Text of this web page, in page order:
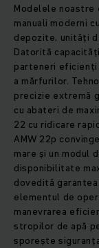
Modelele
manuali moderni
depozite, unități
Datorită
parteneri
a mărfurilor.
precizie extremă
cu abateri de
22 cu ridicare
AMW 22p
mare și un modul
disponibilitate
dovedită
elementul de
manevrarea
stropilor de apă
sporește